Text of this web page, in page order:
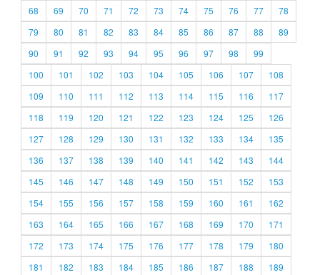
68
69 70 71 72 73 74 75 76 77
78
79
80 81 82 83 84 85 86 87 88
89
90
91 92 93 94 95 96 97 98
99
100
101 102 103 104 105 106 107
108
109
110 111 112 113 114 115 116
117
118
119 120 121 122 123 124 125
126
127
128 129 130 131 132 133 134
135
136
137 138 139 140 141 142 143
144
145
146 147 148 149 150 151 152
153
154
155 156 157 158 159 160 161
162
163
164 165 166 167 168 169 170
171
172
173 174 175 176 177 178 179
180
181
182 183 184 185 186 187 188
189